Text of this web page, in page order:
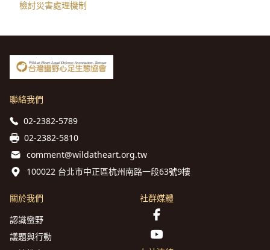
檢討災害處理機制
聯絡我們
02-2382-5789
02-2382-5810
comment@wildatheart.org.tw
100022 台北市中正區杭州南路一段63號9樓
關於我們
認識蠻野
議題與行動
社群媒體